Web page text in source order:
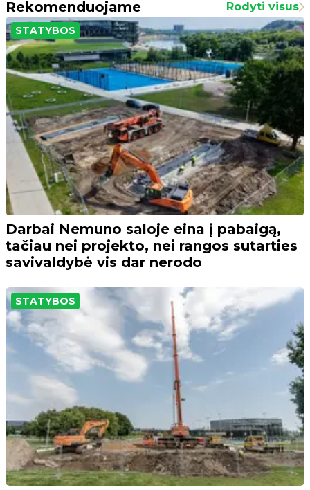
Rekomenduojame Rodyti visus
STATYBOS
Darbai Nemuno saloje eina į pabaigą,
tačiau nei projekto, nei rangos sutarties
savivaldybė vis dar nerodo
STATYBOS